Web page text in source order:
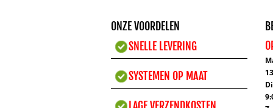
ONZE VOORDELEN
SNELLE LEVERING
SYSTEMEN OP MAAT
LAGE VERZENDKOSTEN